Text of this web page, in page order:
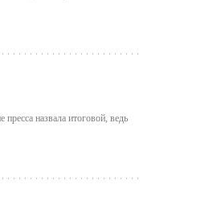
назвала итоговой, ведь